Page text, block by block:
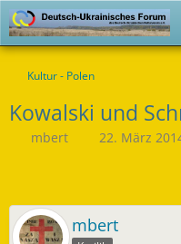
Kultur - Polen
Kowalski und
mbert 22. März
mbert